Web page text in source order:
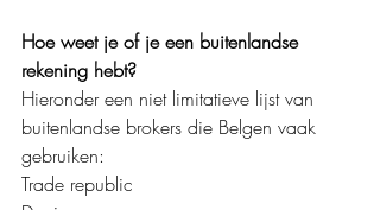
Hoe weet je of je een buitenlandse
rekening hebt?
Hieronder een niet limitatieve lijst van
buitenlandse brokers die Belgen vaak
gebruiken:
Trade republic